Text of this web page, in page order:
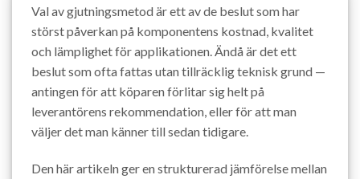
Val av gjutningsmetod är ett av de beslut som har
störst påverkan på komponentens kostnad, kvalitet
och lämplighet för applikationen. Ändå är det ett
beslut som ofta fattas utan tillräcklig teknisk grund —
antingen för att köparen förlitar sig helt på
leverantörens rekommendation, eller för att man
väljer det man känner till sedan tidigare.
Den här artikeln ger en strukturerad jämförelse mellan